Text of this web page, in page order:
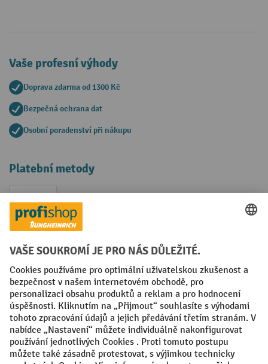
Vaše profesní výhody
Doprava zdarma od 1300 Kč
Bezpečná ochrana dat
Osobní poradenství při nákupu
Platební metody
Faktura
Sociální sítě
Facebook
YouTubeLinkedIn
VODP Otisk
Prohlášení o ochraně osobních údajů